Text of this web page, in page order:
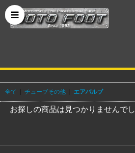
全て チューブその他 エアバルブ
お探しの商品は見つかりませんで